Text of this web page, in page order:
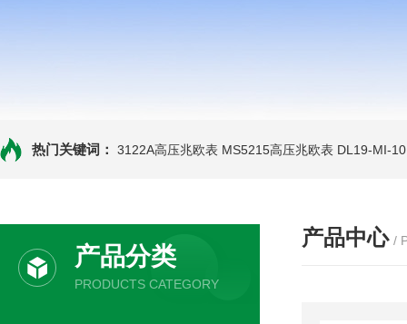
热门关键词： 3122A高压兆欧表 MS5215高压兆欧表 DL19-MI-
产品分类
PRODUCTS CATEGORY
产品中心 /